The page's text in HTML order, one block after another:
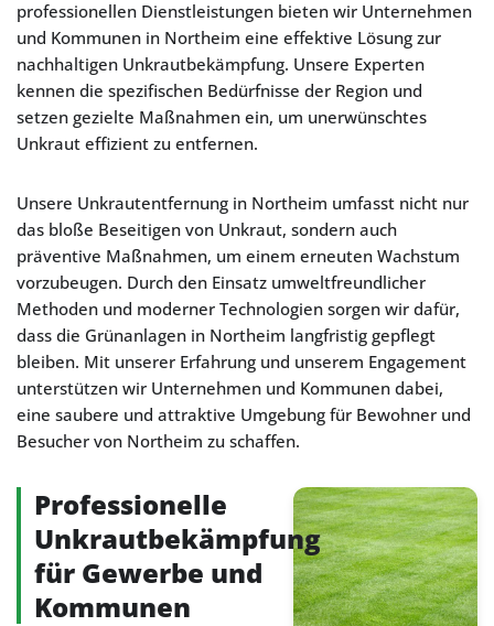
professionellen Dienstleistungen bieten wir Unternehmen
und Kommunen in Northeim eine effektive Lösung zur
nachhaltigen Unkrautbekämpfung. Unsere Experten
kennen die spezifischen Bedürfnisse der Region und
setzen gezielte Maßnahmen ein, um unerwünschtes
Unkraut effizient zu entfernen.
Unsere Unkrautentfernung in Northeim umfasst nicht nur
das bloße Beseitigen von Unkraut, sondern auch
präventive Maßnahmen, um einem erneuten Wachstum
vorzubeugen. Durch den Einsatz umweltfreundlicher
Methoden und moderner Technologien sorgen wir dafür,
dass die Grünanlagen in Northeim langfristig gepflegt
bleiben. Mit unserer Erfahrung und unserem Engagement
unterstützen wir Unternehmen und Kommunen dabei,
eine saubere und attraktive Umgebung für Bewohner und
Besucher von Northeim zu schaffen.
Professionelle
Unkrautbekämpfung
für Gewerbe und
Kommunen